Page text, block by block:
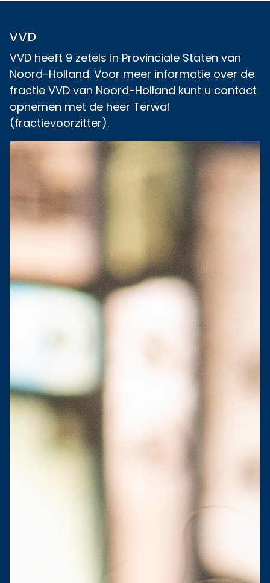
VVD
VVD heeft 9 zetels in Provinciale Staten van
Noord-Holland. Voor meer informatie over de
fractie VVD van Noord-Holland kunt u contact
opnemen met de heer Terwal
(fractievoorzitter).